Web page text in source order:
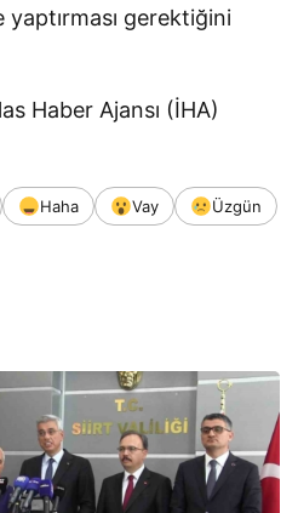
gerektiğini
Haber Ajansı (İHA)
Haha Vay
Üzgün